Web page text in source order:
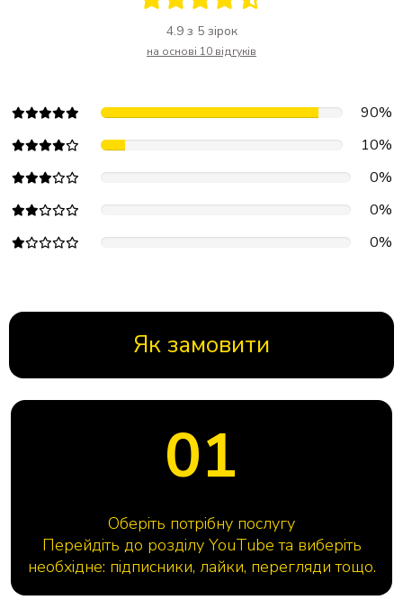
4.9 з 5 зірок
на основі 10 відгуків
90%
10%
0%
0%
0%
Як замовити
01
Оберіть потрібну послугу
Перейдіть до розділу YouTube та виберіть
необхідне: підписники, лайки, перегляди тощо.